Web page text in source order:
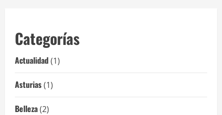
Categorías
Actualidad(1)
Asturias(1)
Belleza(2)